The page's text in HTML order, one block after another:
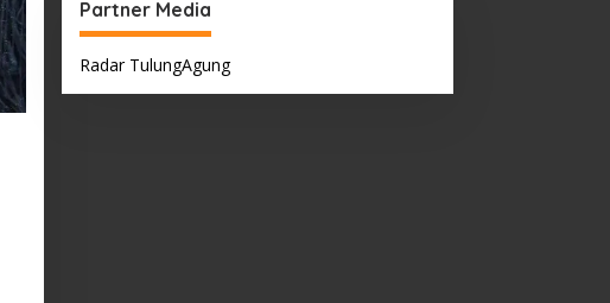
Partner Media
Radar TulungAgung